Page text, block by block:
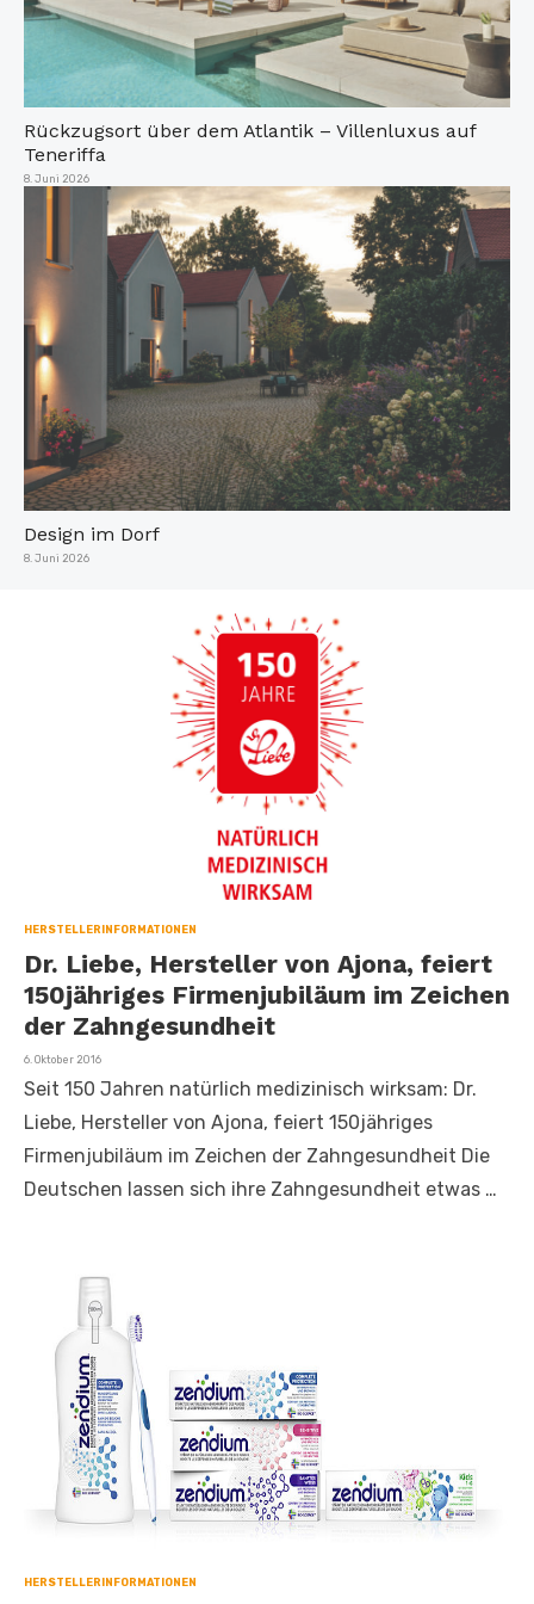
Rückzugsort über dem Atlantik – Villenluxus auf
Teneriffa
Veröffentlicht
8. Juni 2026
Design im Dorf
Veröffentlicht
8. Juni 2026
HERSTELLERINFORMATIONEN
Dr. Liebe, Hersteller von Ajona, feiert
150jähriges Firmenjubiläum im Zeichen
der Zahngesundheit
Veröffentlicht
6. Oktober 2016
Seit 150 Jahren natürlich medizinisch wirksam: Dr.
Liebe, Hersteller von Ajona, feiert 150jähriges
Firmenjubiläum im Zeichen der Zahngesundheit Die
Deutschen lassen sich ihre Zahngesundheit etwas …
HERSTELLERINFORMATIONEN